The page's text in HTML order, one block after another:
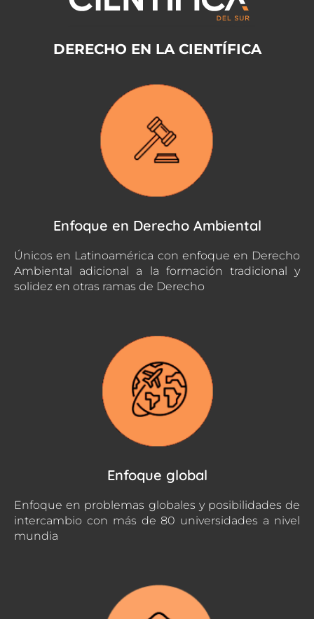
DERECHO EN LA CIENTÍFICA
Enfoque en Derecho Ambiental
Únicos en Latinoamérica con enfoque en Derecho
Ambiental adicional a la formación tradicional y
solidez en otras ramas de Derecho
Enfoque global
Enfoque en problemas globales y posibilidades de
intercambio con más de 80 universidades a nivel
mundia